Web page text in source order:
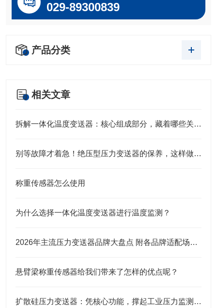
029-89300839
产品分类
相关文章
拆解一体化温度变送器：核心组成部分，藏着哪些关键“密码”？
别等故障才着急！绝压型压力变送器的保养，这样做才靠谱
称重传感器怎么使用
为什么选择一体化温度变送器进行温度监测？
2026年主流压力变送器品牌大盘点 附各品牌适配场景及选购建议
悬臂梁称重传感器给我们带来了怎样的优点呢？
扩散硅压力变送器：凭核心功能，撑起工业压力监测的“硬底气”